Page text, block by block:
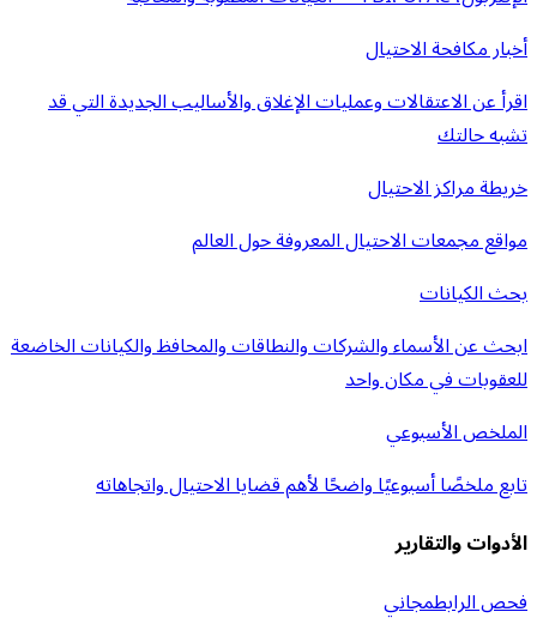
أخبار مكافحة الاحتيال
اقرأ عن الاعتقالات وعمليات الإغلاق والأساليب الجديدة التي قد
تشبه حالتك
خريطة مراكز الاحتيال
مواقع مجمعات الاحتيال المعروفة حول العالم
بحث الكيانات
ابحث عن الأسماء والشركات والنطاقات والمحافظ والكيانات الخاضعة
للعقوبات في مكان واحد
الملخص الأسبوعي
تابع ملخصًا أسبوعيًا واضحًا لأهم قضايا الاحتيال واتجاهاته
الأدوات والتقارير
فحص الرابطمجاني